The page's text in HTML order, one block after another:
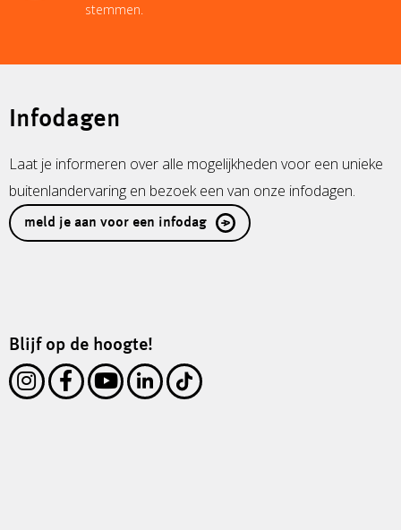
stemmen.
Infodagen
Laat je informeren over alle mogelijkheden voor een unieke
buitenlandervaring en bezoek een van onze infodagen.
meld je aan voor een infodag
Blijf op de hoogte!